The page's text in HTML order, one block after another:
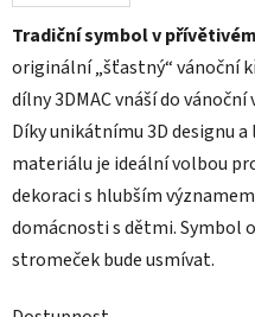
Tradiční symbol v
originální „šťastný“ vánoční
dílny 3DMAC vnáší do
Díky unikátnímu 3D designu
materiálu je ideální volbou
dekoraci s hlubším
domácnosti s dětmi. Symbol
stromeček bude usmívat.